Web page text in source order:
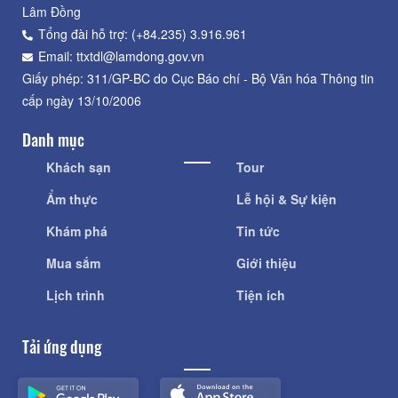
Lâm Đồng
Tổng đài hỗ trợ: (+84.235) 3.916.961
Email: ttxtdl@lamdong.gov.vn
Giấy phép: 311/GP-BC do Cục Báo chí - Bộ Văn hóa Thông tin
cấp ngày 13/10/2006
Danh mục
Khách sạn
Ẩm thực
Khám phá
Mua sắm
Lịch trình
Tour
Lễ hội & Sự kiện
Tin tức
Giới thiệu
Tiện ích
Tải ứng dụng